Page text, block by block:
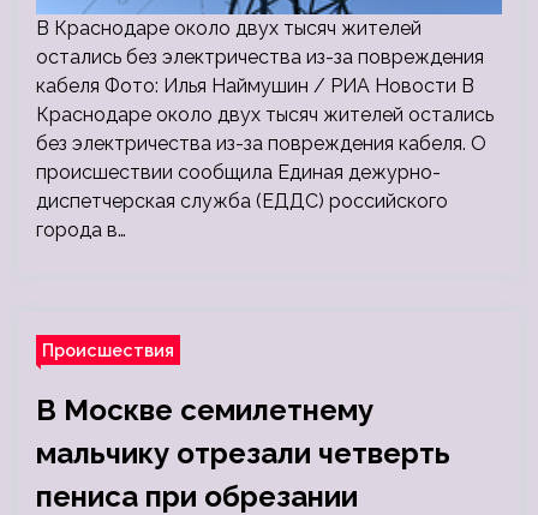
В Краснодаре около двух тысяч жителей
остались без электричества из-за повреждения
кабеля Фото: Илья Наймушин / РИА Новости В
Краснодаре около двух тысяч жителей остались
без электричества из-за повреждения кабеля. О
происшествии сообщила Единая дежурно-
диспетчерская служба (ЕДДС) российского
города в…
Происшествия
В Москве семилетнему
мальчику отрезали четверть
пениса при обрезании